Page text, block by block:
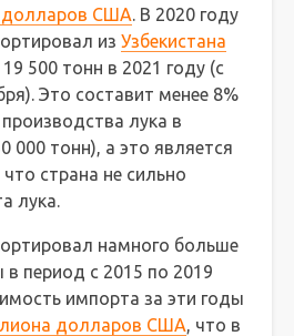
долларов США. В 2020 году
из Узбекистана
500 тонн в 2021 году (с
Это составит менее 8%
лука в
000 тонн), а это является
страна не сильно
лука.
намного больше
в период с 2015 по 2019
импорта за эти годы
долларов США, что в